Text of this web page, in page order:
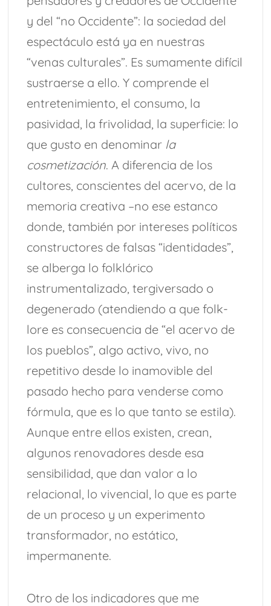
y del “no Occidente”: la sociedad del
espectáculo está ya en nuestras
“venas culturales”. Es sumamente difícil
sustraerse a ello. Y comprende el
entretenimiento, el consumo, la
pasividad, la frivolidad, la superficie: lo
que gusto en denominar la
cosmetización. A diferencia de los
cultores, conscientes del acervo, de la
memoria creativa –no ese estanco
donde, también por intereses políticos
constructores de falsas “identidades”,
se alberga lo folklórico
instrumentalizado, tergiversado o
degenerado (atendiendo a que folk-
lore es consecuencia de “el acervo de
los pueblos”, algo activo, vivo, no
repetitivo desde lo inamovible del
pasado hecho para venderse como
fórmula, que es lo que tanto se estila).
Aunque entre ellos existen, crean,
algunos renovadores desde esa
sensibilidad, que dan valor a lo
relacional, lo vivencial, lo que es parte
de un proceso y un experimento
transformador, no estático,
impermanente.
Otro de los indicadores que me